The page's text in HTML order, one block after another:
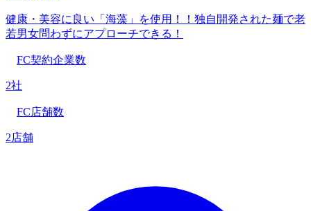
健康・美容に良い「海藻」を使用！！独自開発された麺で老
若男女問わずにアプローチできる！
FC契約企業数
2社
FC店舗数
2店舗